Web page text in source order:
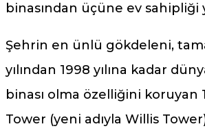
binasından üçüne ev sahipliği
Şehrin en ünlü gökdeleni,
yılından 1998 yılına kadar
binası olma özelliğini koruyan
Tower (yeni adıyla Willis